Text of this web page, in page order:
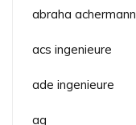
abraha achermann
acs ingenieure
ade ingenieure
ag